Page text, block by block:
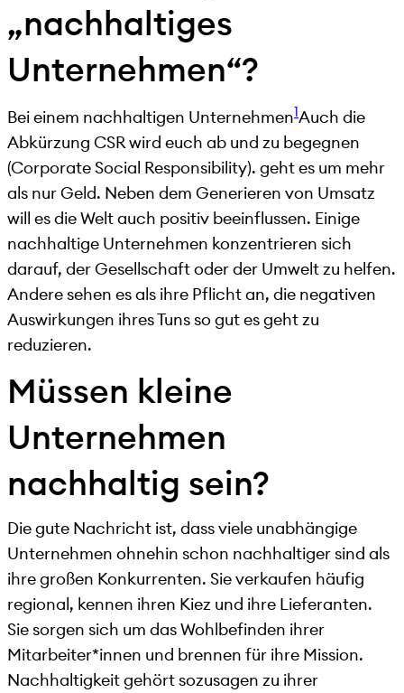
„nachhaltiges
Unternehmen“?
Bei einem nachhaltigen Unternehmen1Auch die
Abkürzung CSR wird euch ab und zu begegnen
(Corporate Social Responsibility). geht es um mehr
als nur Geld. Neben dem Generieren von Umsatz
will es die Welt auch positiv beeinflussen. Einige
nachhaltige Unternehmen konzentrieren sich
darauf, der Gesellschaft oder der Umwelt zu helfen.
Andere sehen es als ihre Pflicht an, die negativen
Auswirkungen ihres Tuns so gut es geht zu
reduzieren.
Müssen kleine
Unternehmen
nachhaltig sein?
Die gute Nachricht ist, dass viele unabhängige
Unternehmen ohnehin schon nachhaltiger sind als
ihre großen Konkurrenten. Sie verkaufen häufig
regional, kennen ihren Kiez und ihre Lieferanten.
Sie sorgen sich um das Wohlbefinden ihrer
Mitarbeiter*innen und brennen für ihre Mission.
Nachhaltigkeit gehört sozusagen zu ihrer